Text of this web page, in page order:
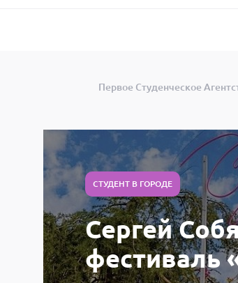
Первое Студенческое
СТУДЕНТ В ГОРОДЕ
Сергей
фестиваль